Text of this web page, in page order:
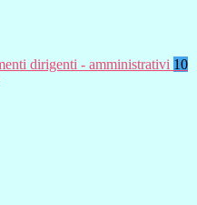
dirigenti - amministrativi 10